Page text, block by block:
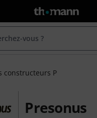
constructeurs P
Presonus